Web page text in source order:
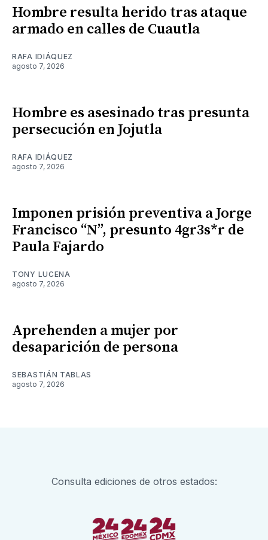
Hombre resulta herido tras ataque
armado en calles de Cuautla
RAFA IDIÁQUEZ
agosto 7, 2026
Hombre es asesinado tras presunta
persecución en Jojutla
RAFA IDIÁQUEZ
agosto 7, 2026
Imponen prisión preventiva a Jorge
Francisco “N”, presunto 4gr3s*r de
Paula Fajardo
TONY LUCENA
agosto 7, 2026
Aprehenden a mujer por
desaparición de persona
SEBASTIÁN TABLAS
agosto 7, 2026
Consulta ediciones de otros estados: